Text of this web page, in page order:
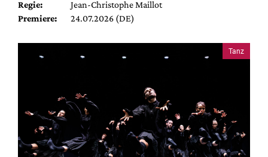
Regie:
Jean-Christophe Maillot
Premiere:
24.07.2026 (DE)
Tanz